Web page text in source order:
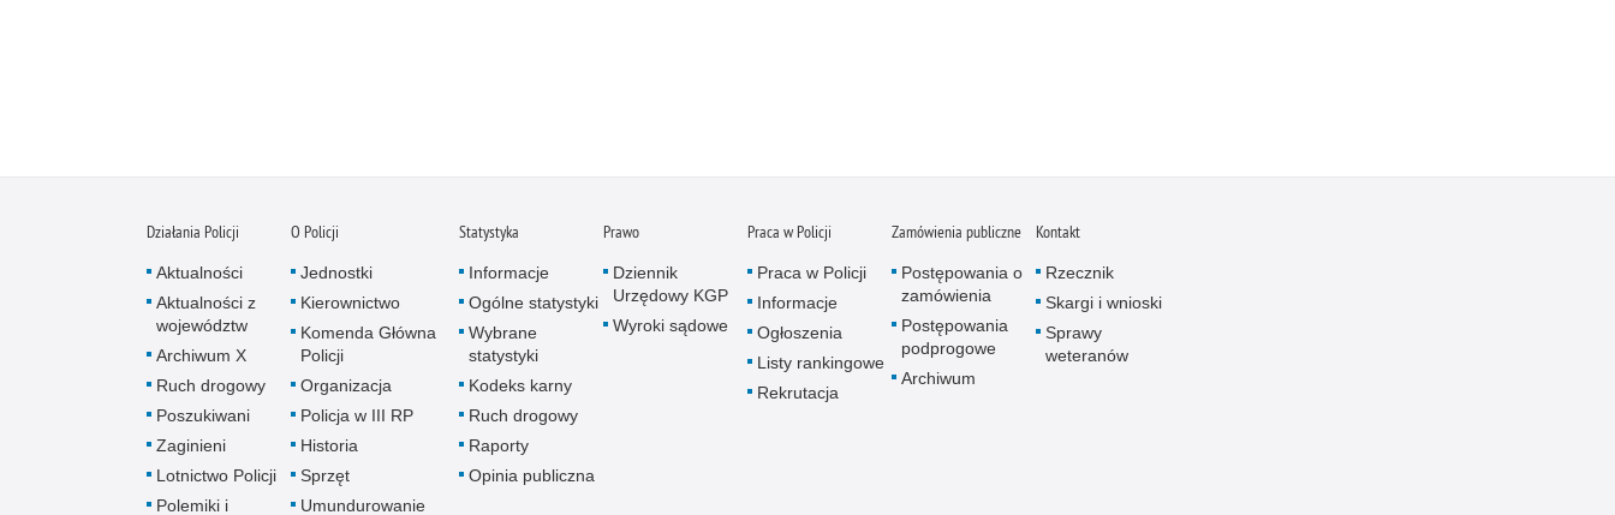
Nietrzeźwi kierujący
Nietrzeźwi opiekunowie
Działania Policji
Aktualności
Aktualności z
województw
Archiwum X
Ruch drogowy
Poszukiwani
Zaginieni
Lotnictwo Policji
Polemiki i
O Policji
Jednostki
Kierownictwo
Komenda Główna
Policji
Organizacja
Policja w III RP
Historia
Sprzęt
Umundurowanie
Statystyka
Informacje
Ogólne statystyki
Wybrane
statystyki
Kodeks karny
Ruch drogowy
Raporty
Opinia publiczna
Prawo
Dziennik
Urzędowy KGP
Wyroki sądowe
Praca w Policji
Praca w Policji
Informacje
Ogłoszenia
Listy rankingowe
Rekrutacja
Zamówienia publiczne
Postępowania o
zamówienia
Postępowania
podprogowe
Archiwum
Kontakt
Rzecznik
Skargi i wnioski
Sprawy
weteranów